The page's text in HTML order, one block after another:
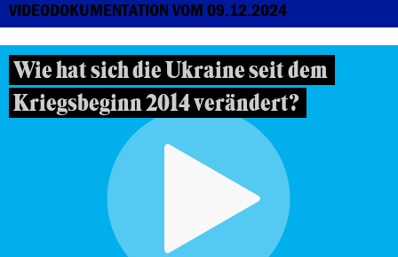
VIDEODOKUMENTATION VOM 09.12.2024
Wie hat sich die Ukraine seit dem
Kriegsbeginn 2014 verändert?